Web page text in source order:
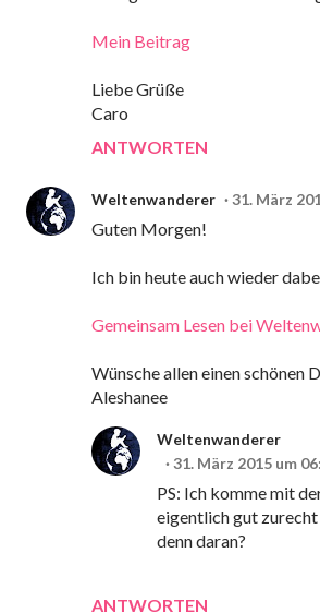
Mein Beitrag
Liebe Grüße
Caro
ANTWORTEN
Weltenwanderer 31. März
Guten Morgen!
Ich bin heute auch wieder
Gemeinsam Lesen bei
Wünsche allen einen schönen
Aleshanee
ANTWORTEN
Weltenwanderer
31. März 2015 um
PS: Ich komme mit
eigentlich gut
denn daran?